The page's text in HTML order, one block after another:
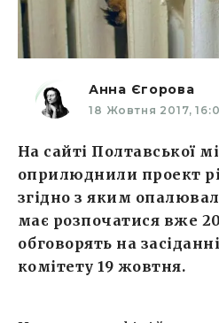
Анна Єгорова
18 Жовтня 2017,
На сайті Полтавської
оприлюднили проект
згідно з яким
має розпочатися вже
обговорять на
комітету 19 жовтня.